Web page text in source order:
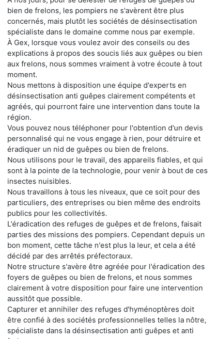
bien de frelons, les pompiers ne s'avèrent être plus
concernés, mais plutôt les sociétés de désinsectisation
spécialiste dans le domaine comme nous par exemple.
À Gex, lorsque vous voulez avoir des conseils ou des
explications à propos des soucis liés aux guêpes ou bien
aux frelons, nous sommes vraiment à votre écoute à tout
moment.
Nous mettons à disposition une équipe d'experts en
désinsectisation anti guêpes clairement compétents et
agréés, qui pourront faire une intervention dans toute la
région.
Vous pouvez nous téléphoner pour l'obtention d'un devis
personnalisé qui ne vous engage à rien, pour détruire et
éradiquer un nid de guêpes ou bien de frelons.
Nous utilisons pour le travail, des appareils fiables, et qui
sont à la pointe de la technologie, pour venir à bout de ces
insectes nuisibles.
Nous travaillons à tous les niveaux, que ce soit pour des
particuliers, des entreprises ou bien même des endroits
publics pour les collectivités.
L'éradication des refuges de guêpes et de frelons, faisait
parties des missions des pompiers. Cependant depuis un
bon moment, cette tâche n'est plus la leur, et cela a été
décidé par des arrêtés préfectoraux.
Notre structure s'avère être agréée pour l'éradication des
foyers de guêpes ou bien de frelons, et nous sommes
clairement à votre disposition pour faire une intervention
aussitôt que possible.
Capturer et annihiler des refuges d'hyménoptères doit
être confié à des sociétés professionnelles telles la nôtre,
spécialiste dans la désinsectisation anti guêpes et anti